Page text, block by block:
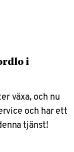
i
växa, och nu
och har ett
tjänst!